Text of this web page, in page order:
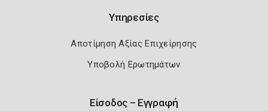
Υπηρεσίες
Αποτίμηση Αξίας Επιχείρησης
Υποβολή Ερωτημάτων
Είσοδος – Εγγραφή